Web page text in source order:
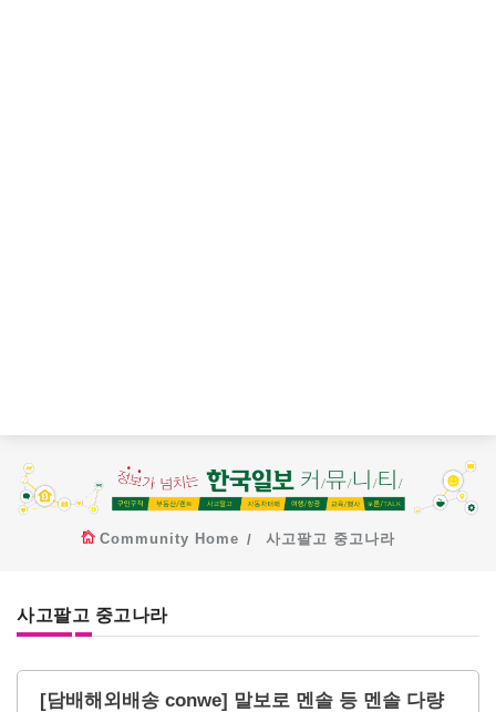
Community Home 사고팔고 중고나라
사고팔고 중고나라
[담배해외배송 conwe] 말보로 멘솔 등 멘솔 다량